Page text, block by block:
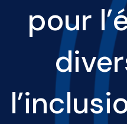
pour